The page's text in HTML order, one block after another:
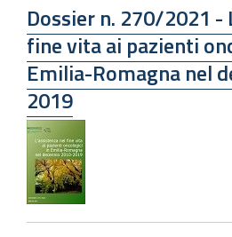
Dossier n. 270/2021 -
fine vita ai pazienti
Emilia-Romagna nel
2019